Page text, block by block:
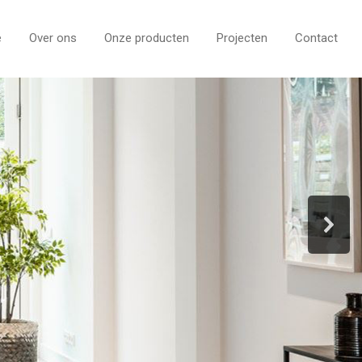
Over ons Onze producten Projecten Contact